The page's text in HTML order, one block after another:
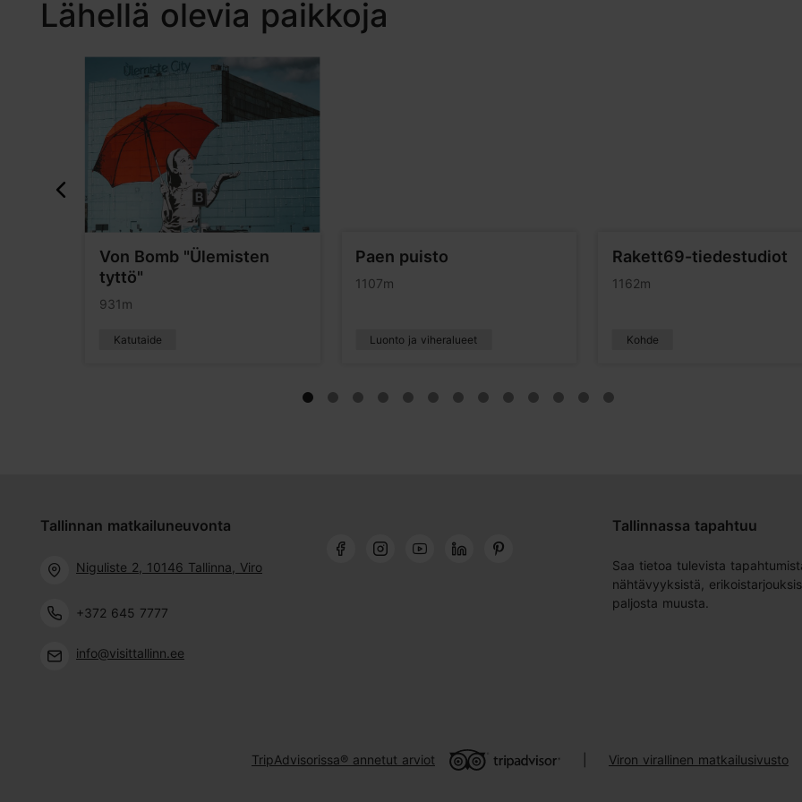
Lähellä olevia paikkoja
Von Bomb "Ülemisten
tyttö"
931m
Katutaide
Paen puisto
1107m
Luonto ja viheralueet
Rakett69-tiedestudiot
1162m
Kohde
Tallinnan matkailuneuvonta
Niguliste 2, 10146 Tallinna, Viro
+372 645 7777
info@visittallinn.ee
Tallinnassa tapahtuu
Saa tietoa tulevista
nähtävyyksistä,
paljosta muusta.
TripAdvisorissa® annetut arviot Viron virallinen matkailusivusto